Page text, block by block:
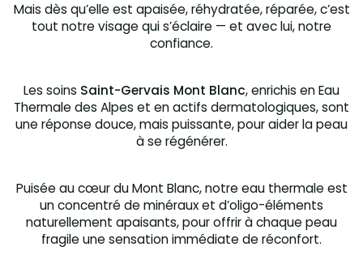
Mais dès qu’elle est apaisée, réhydratée, réparée, c’est
tout notre visage qui s’éclaire — et avec lui, notre
confiance.
Les soins Saint-Gervais Mont Blanc, enrichis en Eau
Thermale des Alpes et en actifs dermatologiques, sont
une réponse douce, mais puissante, pour aider la peau
à se régénérer.
Puisée au cœur du Mont Blanc, notre eau thermale est
un concentré de minéraux et d’oligo-éléments
naturellement apaisants, pour offrir à chaque peau
fragile une sensation immédiate de réconfort.